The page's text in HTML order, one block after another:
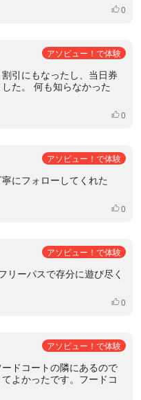
いいね
0
アソビュー！で体験
引にもなったし、当日券
た。 何も知らなかった
いいね
0
アソビュー！で体験
にフォローしてくれた
いいね
0
アソビュー！で体験
リーパスで存分に遊び尽く
いいね
0
アソビュー！で体験
ドコートの隣にあるので
よかったです。フードコ